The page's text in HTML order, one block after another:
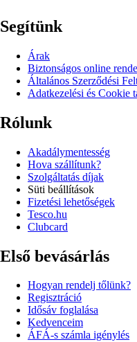
Segítünk
Árak
Biztonságos online
Általános Szerződési
Adatkezelési és Cookie
Rólunk
Akadálymentesség
Hova szállítunk?
Szolgáltatás díjak
Süti beállítások
Fizetési lehetőségek
Tesco.hu
Clubcard
Első bevásárlás
Hogyan rendelj tőlünk?
Regisztráció
Idősáv foglalása
Kedvenceim
ÁFÁ-s számla igénylés